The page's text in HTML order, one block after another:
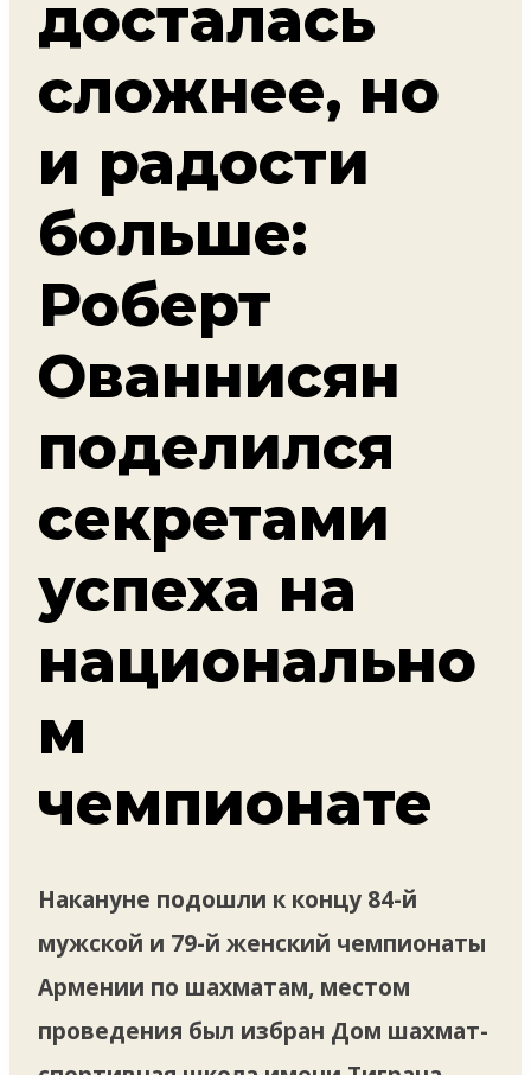
досталась
сложнее, но
и радости
больше:
Роберт
Ованнисян
поделился
секретами
успеха на
национально
м
чемпионате
Накануне подошли к концу 84-й
мужской и 79-й женский чемпионаты
Армении по шахматам, местом
проведения был избран Дом шахмат-